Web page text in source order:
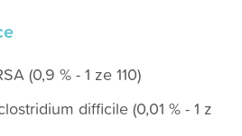
(0,9 % - 1 ze 110)
difficile (0,01 % - 1 z